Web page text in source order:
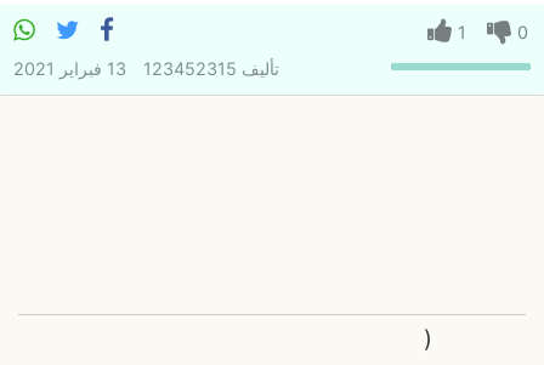
0
1
تأليف 123452315 13 فبراير 2021
(